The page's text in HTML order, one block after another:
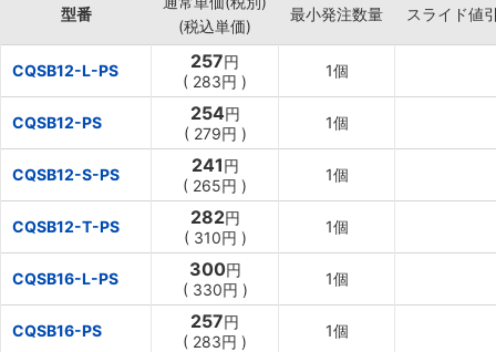
型番
(税込単価)
最小発注数量 スライド値
CQSB12-L-PS 257円
( 283円 )
1個
CQSB12-PS 254円
( 279円 )
1個
CQSB12-S-PS 241円
( 265円 )
1個
CQSB12-T-PS 282円
( 310円 )
1個
CQSB16-L-PS 300円
( 330円 )
1個
CQSB16-PS 257円
( 283円 )
1個